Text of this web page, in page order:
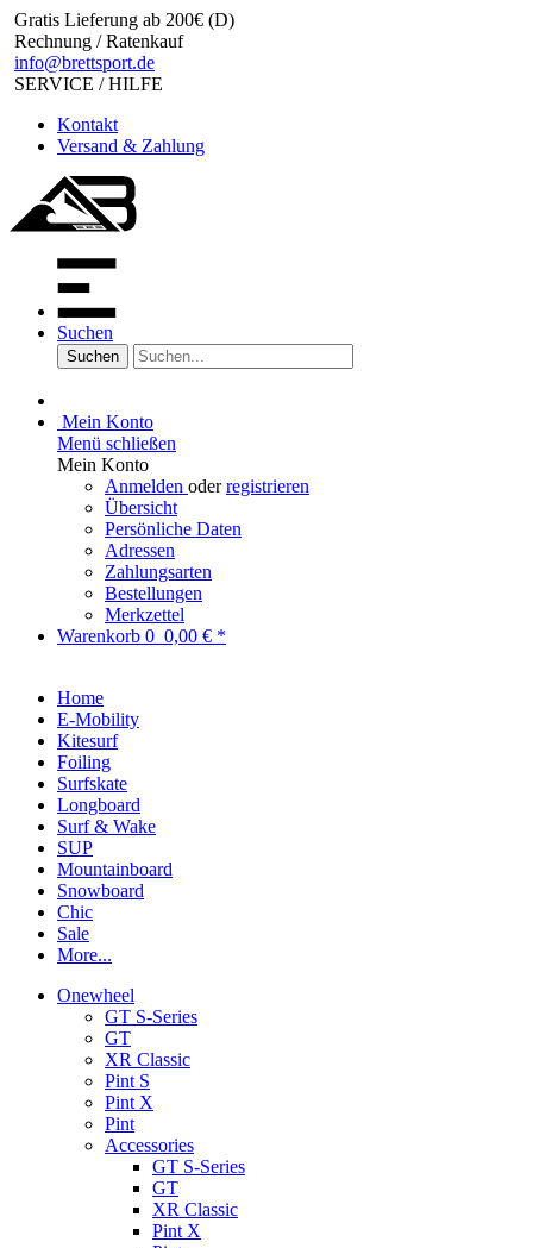
Gratis Lieferung ab 200€ (D)
Rechnung / Ratenkauf
info@brettsport.de
SERVICE / HILFE
Kontakt
Versand & Zahlung
Suchen
Suchen
Mein Konto
Menü schließen
Mein Konto
Anmelden oderregistrieren
Übersicht
Persönliche Daten
Adressen
Zahlungsarten
Bestellungen
Merkzettel
Warenkorb 0 0,00 € *
Home
E-Mobility
Kitesurf
Foiling
Surfskate
Longboard
Surf & Wake
SUP
Mountainboard
Snowboard
Chic
Sale
More...
Onewheel
GT S-Series
GT
XR Classic
Pint S
Pint X
Pint
Accessories
GT S-Series
GT
XR Classic
Pint X